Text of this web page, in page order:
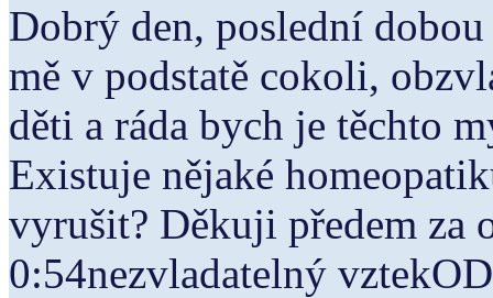
Dobrý den, poslední
mě v podstatě cokoli,
děti a ráda bych je těchto
Existuje nějaké
vyrušit? Děkuji předem za
0:54nezvladatelný